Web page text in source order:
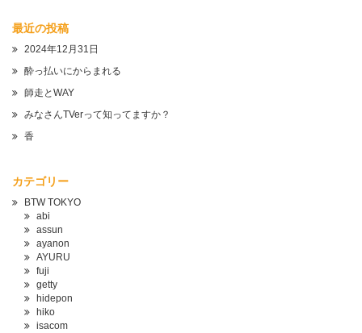
最近の投稿
2024年12月31日
酔っ払いにからまれる
師走とWAY
みなさんTVerって知ってますか？
香
カテゴリー
BTW TOKYO
abi
assun
ayanon
AYURU
fuji
getty
hidepon
hiko
isacom